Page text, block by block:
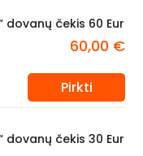
dovanų čekis 60 Eur
60,00 €
Pirkti
dovanų čekis 30 Eur